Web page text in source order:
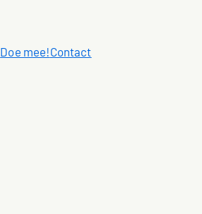
Doe mee!Contact